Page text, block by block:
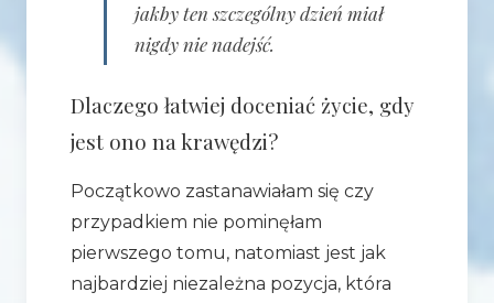
jakby ten szczególny dzień miał
nigdy nie nadejść.
Dlaczego łatwiej doceniać życie, gdy
jest ono na krawędzi?
Początkowo zastanawiałam się czy
przypadkiem nie pominęłam
pierwszego tomu, natomiast jest jak
najbardziej niezależna pozycja, która